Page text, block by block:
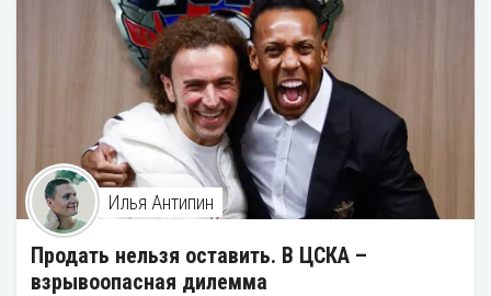
Илья Антипин
Продать нельзя оставить. В ЦСКА –
взрывоопасная дилемма